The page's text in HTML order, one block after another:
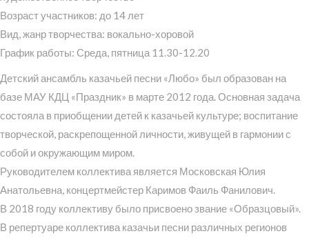
Возраст участников: до 14 лет
Вид, жанр творчества: вокально-хоровой
График работы: Среда, пятница 11.30-12.20
Детский ансамбль казачьей песни «Любо» был образован на
базе МАУ КДЦ «Праздник» в марте 2012 года. Основная задача
состояла в приобщении детей к казачьей культуре; воспитание
творческой, раскрепощенной личности, живущей в гармонии с
собой и окружающим миром.
Руководителем коллектива является Московская Юлия
Анатольевна, концертмейстер Каримов Фаиль Фанилович.
В 2018 году коллективу было присвоено звание «Образцовый».
В репертуаре коллектива казачьи песни различных регионов